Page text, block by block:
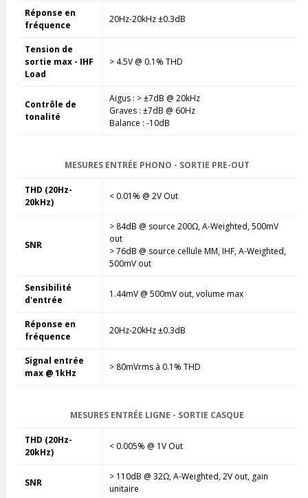
Réponse en
fréquence
20Hz-20kHz ±0.3dB
Tension de
sortie max - IHF
Load
> 4.5V @ 0.1% THD
Contrôle de
tonalité
Aigus : > ±7dB @ 20kHz
Graves : ±7dB @ 60Hz
Balance : -10dB
MESURES ENTRÉE PHONO - SORTIE PRE-OUT
THD (20Hz-
20kHz)
< 0.01% @ 2V Out
SNR
> 84dB @ source 200Ω, A-Weighted, 500mV
out
> 76dB @ source cellule MM, IHF, A-Weighted,
500mV out
Sensibilité
d'entrée
1.44mV @ 500mV out, volume max
Réponse en
fréquence
20Hz-20kHz ±0.3dB
Signal entrée
max @ 1kHz
> 80mVrms à 0.1% THD
MESURES ENTRÉE LIGNE - SORTIE CASQUE
THD (20Hz-
20kHz)
< 0.005% @ 1V Out
SNR
> 110dB @ 32Ω, A-Weighted, 2V out, gain
unitaire